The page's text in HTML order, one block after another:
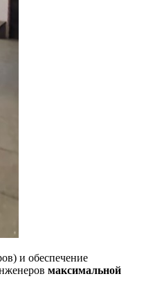
и обеспечение
максимальной